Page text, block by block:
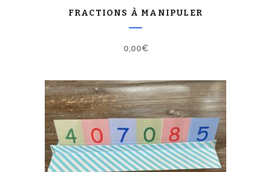
FRACTIONS À MANIPULER
0,00€